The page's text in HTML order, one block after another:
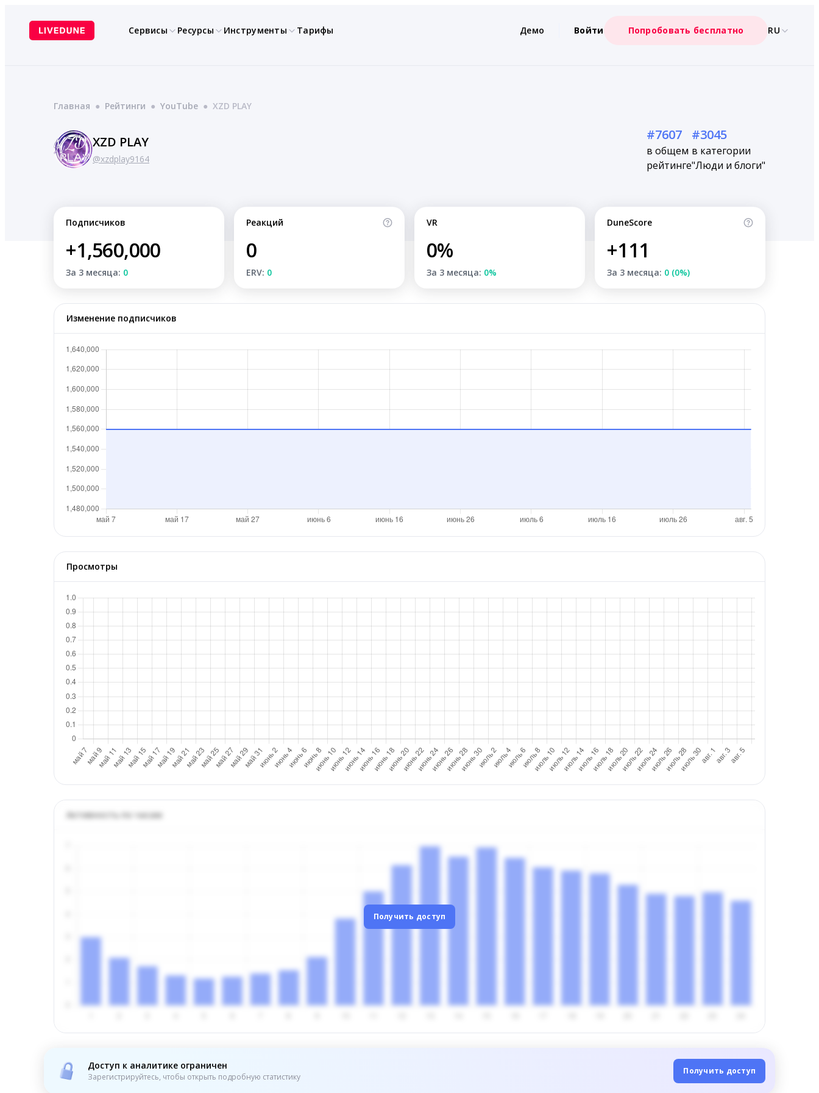
содержимому
Сервисы Ресурсы Инструменты Тарифы Демо Войти Попробовать бесплатно RU
Главная ● Рейтинги ● YouTube ● XZD PLAY
XZD PLAY
@xzdplay9164
#7607
в общем
рейтинге
#3045
в категории
"Люди и блоги"
Подписчиков
+1,560,000
За 3 месяца: 0
Реакций
0
ERV: 0
VR
0%
За 3 месяца: 0%
DuneScore
+111
За 3 месяца: 0 (0%)
Изменение подписчиков
Просмотры
Активность по часам
Получить доступ
Доступ к аналитике ограничен
Зарегистрируйтесь, чтобы открыть подробную статистику
Получить доступ